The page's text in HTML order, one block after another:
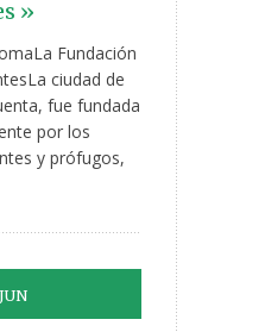
»
Fundación
ciudad de
fue fundada
por los
y prófugos,
JUN